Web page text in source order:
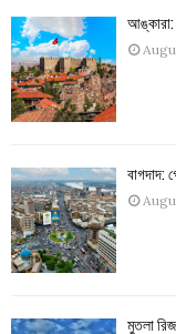
বাগদাদ:
মুতলা